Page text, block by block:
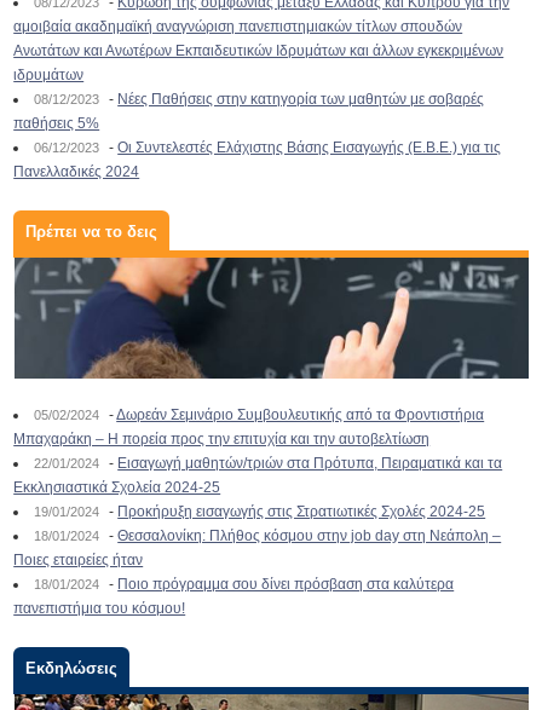
αμοιβαία ακαδημαϊκή αναγνώριση πανεπιστημιακών τίτλων σπουδών
Ανωτάτων και Ανωτέρων Εκπαιδευτικών Ιδρυμάτων και άλλων εγκεκριμένων
ιδρυμάτων
08/12/2023 - Νέες Παθήσεις στην κατηγορία των μαθητών με σοβαρές
παθήσεις 5%
06/12/2023 -Οι Συντελεστές Ελάχιστης Βάσης Εισαγωγής (Ε.Β.Ε.) για τις
Πανελλαδικές 2024
Πρέπει να το δεις
05/02/2024 -Δωρεάν Σεμινάριο Συμβουλευτικής από τα Φροντιστήρια
Μπαχαράκη – Η πορεία προς την επιτυχία και την αυτοβελτίωση
22/01/2024 - Εισαγωγή μαθητών/τριών στα Πρότυπα, Πειραματικά και τα
Εκκλησιαστικά Σχολεία 2024-25
19/01/2024 - Προκήρυξη εισαγωγής στις Στρατιωτικές Σχολές 2024-25
18/01/2024 -Θεσσαλονίκη: Πλήθος κόσμου στην job day στη Νεάπολη –
Ποιες εταιρείες ήταν
18/01/2024 - Ποιο πρόγραμμα σου δίνει πρόσβαση στα καλύτερα
πανεπιστήμια του κόσμου!
Εκδηλώσεις